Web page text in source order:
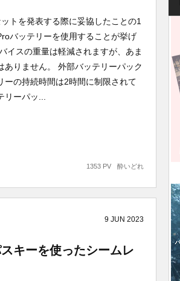
トを発表する際に妥協したことの1
バッテリーを使用することが挙げ
イスの重量は軽減されますが、あま
ありません。 外部バッテリーパック
ーの持続時間は2時間に制限されて
ーパッ...
酔いどれ
1353 PV
9 JUN 2023
キーを使ったシームレ